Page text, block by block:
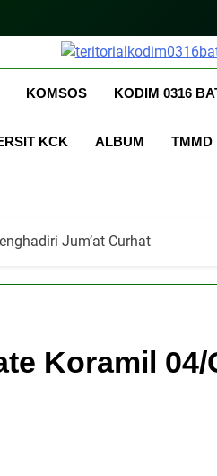
KOMSOS KODIM 0316
KCK ALBUM TMMD
Jum’at Curhat
Koramil